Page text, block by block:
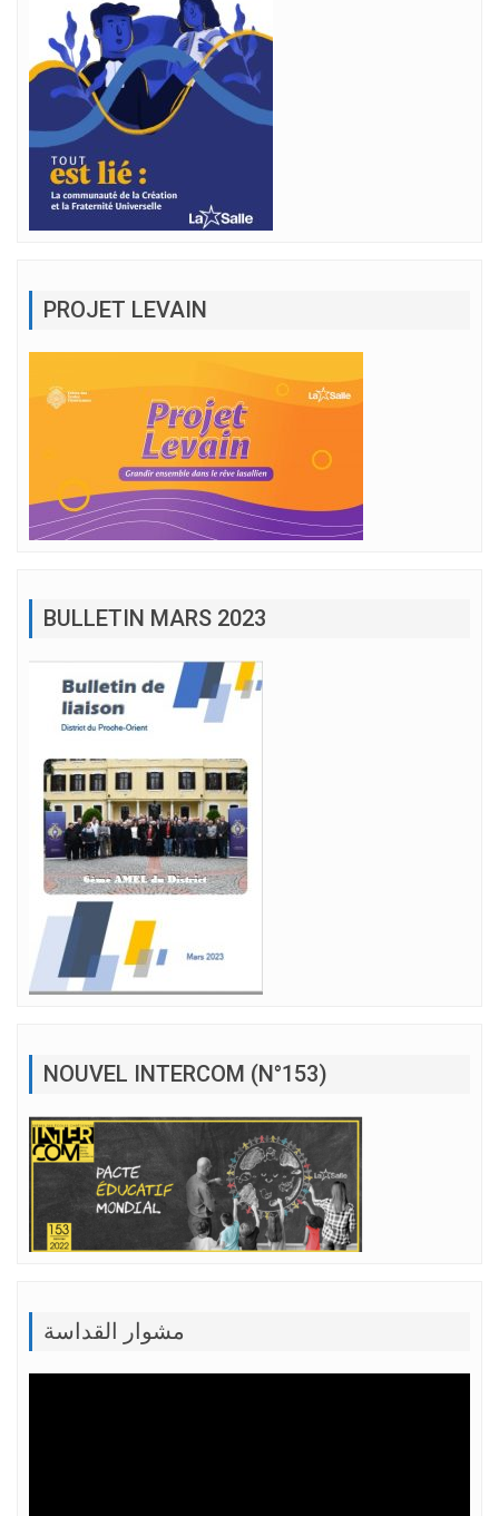
PROJET LEVAIN
BULLETIN MARS 2023
NOUVEL INTERCOM (N°153)
مشوار القداسة